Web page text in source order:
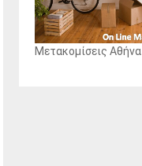
Μετακομίσεις Αθήνα